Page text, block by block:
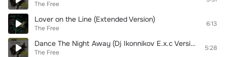
The Free
Lover on the Line (Extended Version)
The Free
6:13
Dance The Night Away (Dj Ikonnikov E.x.c Version)
The Free
5:28